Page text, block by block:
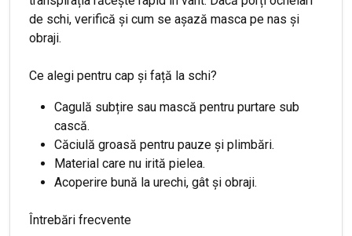
de schi, verifică și cum se așază masca pe nas și
obraji.
Ce alegi pentru cap și față la schi?
Cagulă subțire sau mască pentru purtare sub
cască.
Căciulă groasă pentru pauze și plimbări.
Material care nu irită pielea.
Acoperire bună la urechi, gât și obraji.
Întrebări frecvente